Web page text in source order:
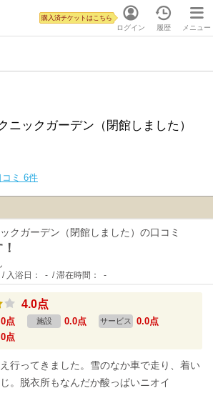
ログイン
購入済チケットはこちら
履歴 メニュー
ニックガーデン（閉館しました）
コミ 6件
クガーデン（閉館しました）の口コミ
入浴日： - / 滞在時間： -
4.0点
点 施設 0.0点 サービス 0.0点
点
行ってきました。雪のなか車で走り、着い
。脱衣所もなんだか酸っぱいニオイ